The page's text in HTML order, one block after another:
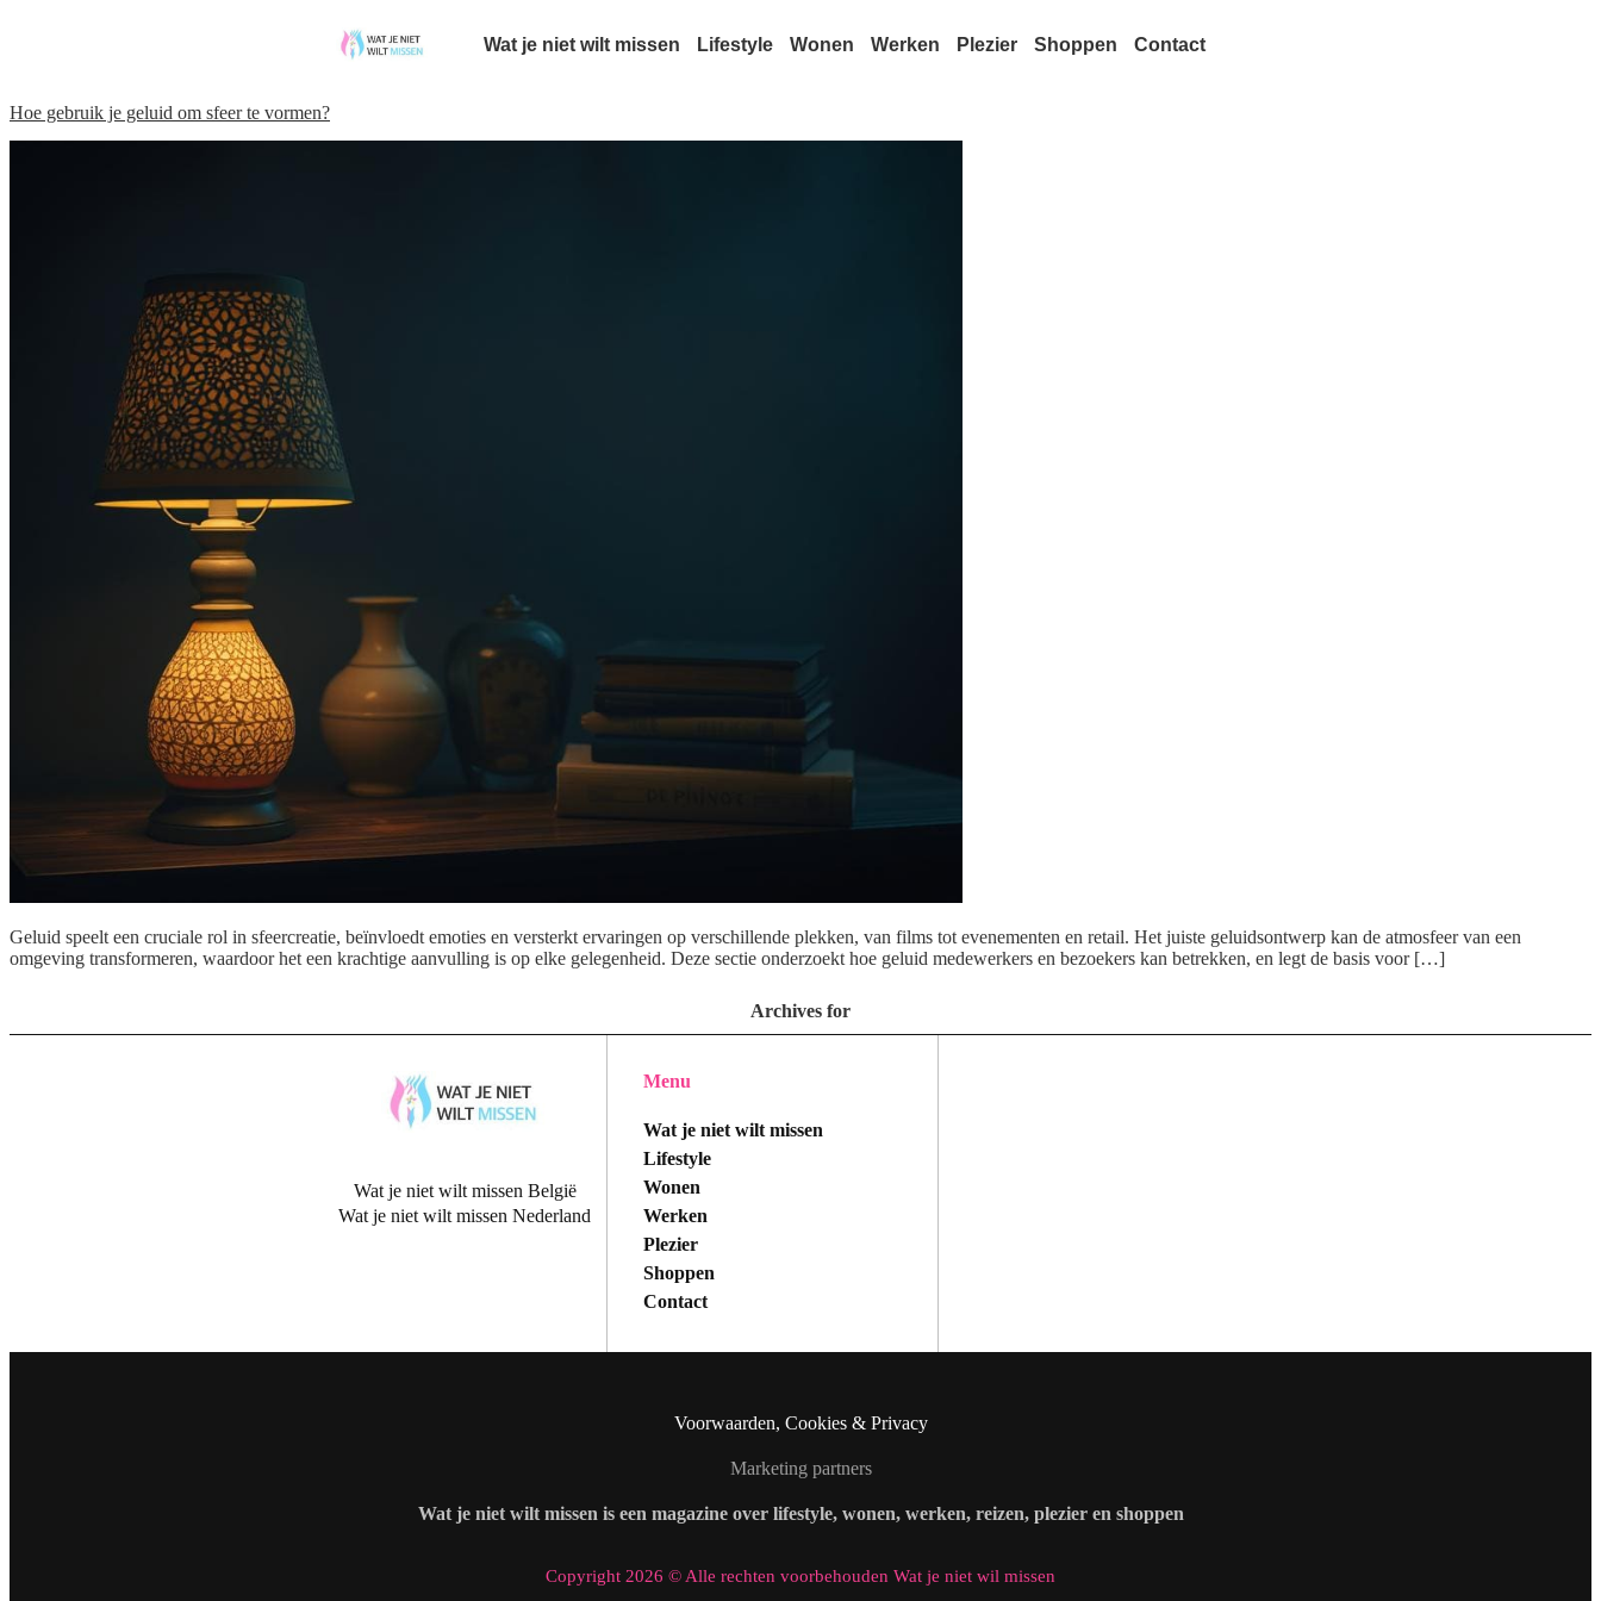
Wat je niet wilt missen Lifestyle Wonen Werken Plezier Shoppen Contact
Hoe gebruik je geluid om sfeer te vormen?
Geluid speelt een cruciale rol in sfeercreatie, beïnvloedt emoties en versterkt ervaringen op verschillende plekken, van films tot evenementen en retail. Het juiste geluidsontwerp kan de atmosfeer van een
omgeving transformeren, waardoor het een krachtige aanvulling is op elke gelegenheid. Deze sectie onderzoekt hoe geluid medewerkers en bezoekers kan betrekken, en legt de basis voor […]
Archives for
Wat je niet wilt missen België
Wat je niet wilt missen Nederland
Menu
Wat je niet wilt missen
Lifestyle
Wonen
Werken
Plezier
Shoppen
Contact
Voorwaarden, Cookies & Privacy
Marketing partners
Wat je niet wilt missen is een magazine over lifestyle, wonen, werken, reizen, plezier en shoppen
Copyright 2026 © Alle rechten voorbehouden Wat je niet wil missen